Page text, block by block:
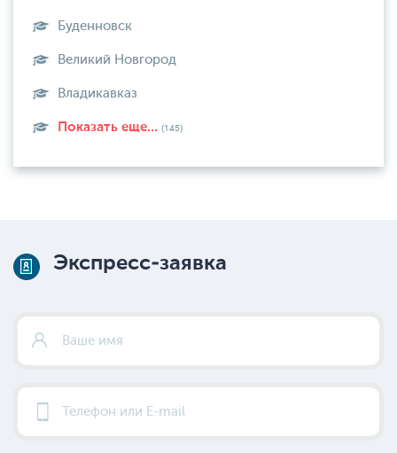
Буденновск
Великий Новгород
Владикавказ
Показать еще... (145)
Экспресс-заявка